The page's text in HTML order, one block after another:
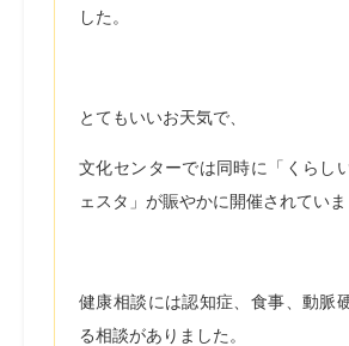
した。
とてもいいお天気で、
文化センターでは同時に「くらし
ェスタ」が賑やかに開催されていま
健康相談には認知症、食事、動脈
る相談がありました。